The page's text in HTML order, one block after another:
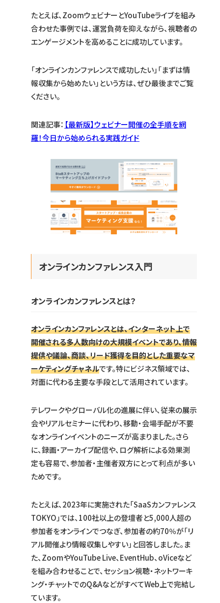
たとえば、ZoomウェビナーとYouTubeライブを組み
合わせた事例では、運営負荷を抑えながら、視聴者の
エンゲージメントを高めることに成功しています。
「オンラインカンファレンスで成功したい」「まずは情
報収集から始めたい」という方は、ぜひ最後までご覧
ください。
関連記事： 【最新版】ウェビナー開催の全手順を網
羅！今日から始められる実践ガイド
オンラインカンファレンス入門
オンラインカンファレンスとは？
オンラインカンファレンスとは、インターネット上で
開催される多人数向けの大規模イベントであり、情報
提供や議論、商談、リード獲得を目的とした重要なマ
ーケティングチャネルです。特にビジネス領域では、
対面に代わる主要な手段として活用されています。
テレワークやグローバル化の進展に伴い、従来の展示
会やリアルセミナーに代わり、移動・会場手配が不要
なオンラインイベントのニーズが高まりました。さら
に、録画・アーカイブ配信や、ログ解析による効果測
定も容易で、参加者・主催者双方にとって利点が多い
ためです。
たとえば、2023年に実施された「SaaSカンファレンス
TOKYO」では、100社以上の登壇者と5,000人超の
参加者をオンラインでつなぎ、参加者の約70％が「リ
アル開催より情報収集しやすい」と回答しました。ま
た、ZoomやYouTube Live、EventHub、oViceなど
を組み合わせることで、セッション視聴・ネットワーキ
ング・チャットでのQ&AなどがすべてWeb上で完結し
ています。